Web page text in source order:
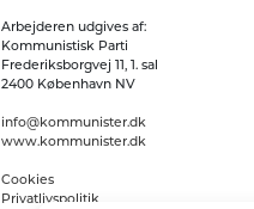
Arbejderen udgives af:
Kommunistisk Parti
Frederiksborgvej 11, 1. sal
2400 København NV
info@kommunister.dk
www.kommunister.dk
Cookies
Privatlivspolitik